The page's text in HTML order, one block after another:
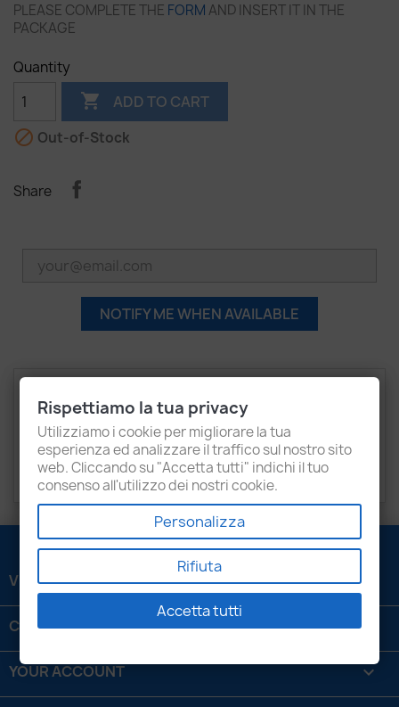
PLEASE COMPLETE THE FORM AND INSERT IT IN THE
PACKAGE
Quantity
 ADD TO CART
 Out-of-Stock
Share
NOTIFY ME WHEN AVAILABLE
Recensioni
AUDIA6
VENEZIANI LUIGI SRL 
CONTATTACI 
YOUR ACCOUNT 
Rispettiamo la tua privacy
Utilizziamo i cookie per migliorare la tua
esperienza ed analizzare il traffico sul nostro sito
web. Cliccando su "Accetta tutti" indichi il tuo
consenso all'utilizzo dei nostri cookie.
Personalizza
Rifiuta
Accetta tutti